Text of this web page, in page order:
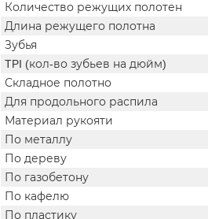
Количество режущих полотен
Длина режущего полотна
Зубья
TPI (кол-во зубьев на дюйм)
Складное полотно
Для продольного распила
Материал рукояти
По металлу
По дереву
По газобетону
По кафелю
По пластику